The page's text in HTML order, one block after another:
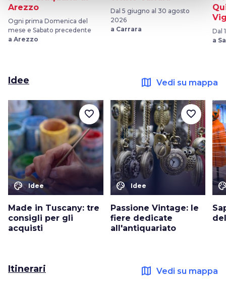
Arezzo
Ogni prima Domenica del
mese e Sabato precedente
a Arezzo
Dal 5 giugno al 30 agosto
2026
a Carrara
Dal
a
Idee map Vedi su mappa
color_lens Idee
Made in Tuscany: tre
consigli per gli
acquisti
favorite_border
color_lens Idee
Passione Vintage: le
fiere dedicate
all'antiquariato
favorite_border
Itinerari map Vedi su mappa